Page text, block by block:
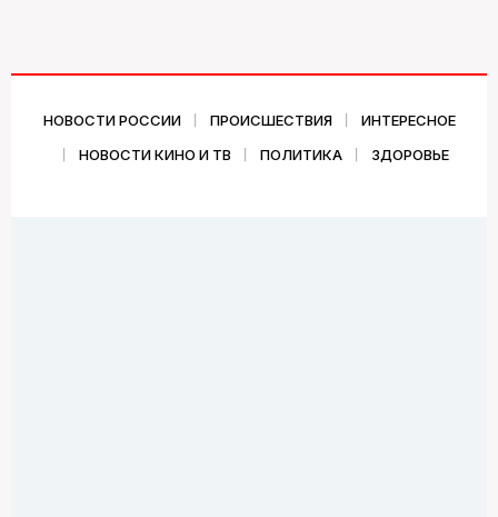
НОВОСТИ РОССИИ ПРОИСШЕСТВИЯ
ИНТЕРЕСНОЕ
НОВОСТИ КИНО И ТВ
ПОЛИТИКА ЗДОРОВЬЕ